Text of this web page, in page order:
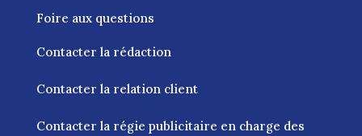
Foire aux questions
Contacter la rédaction
Contacter la relation client
Contacter la régie publicitaire en charge des